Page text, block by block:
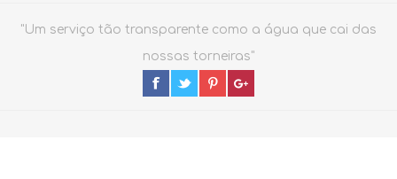
"Um serviço tão transparente como a água que cai das
nossas torneiras"